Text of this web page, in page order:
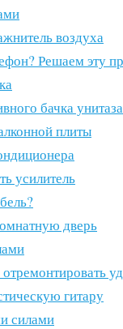
воздуха
Решаем эту
бачка унитаза
плиты
усилитель
дверь
гитару
силами